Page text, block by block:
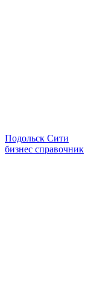
Подольск Сити
бизнес справочник